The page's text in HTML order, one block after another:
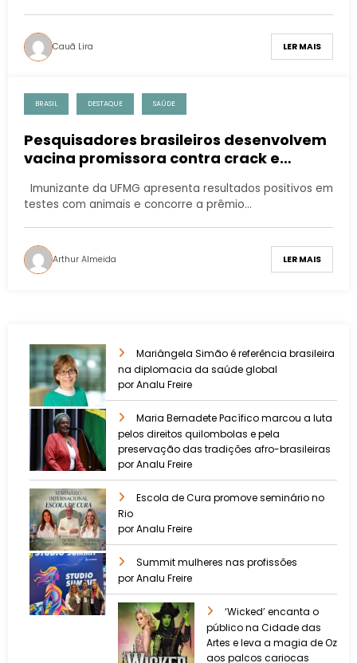
Cauã Lira LER MAIS
BRASIL DESTAQUE SAÚDE
Pesquisadores brasileiros desenvolvem
vacina promissora contra crack e
Imunizante da UFMG apresenta resultados positivos em
testes com animais e concorre a prêmio…
Arthur Almeida LER MAIS
Mariângela Simão é referência brasileira
na diplomacia da saúde global
por Analu Freire
Maria Bernadete Pacífico marcou a luta
pelos direitos quilombolas e pela
preservação das tradições afro-brasileiras
por Analu Freire
Escola de Cura promove seminário no
Rio
por Analu Freire
Summit mulheres nas profissões
por Analu Freire
‘Wicked’ encanta o
público na Cidade das
Artes e leva a magia de Oz
aos palcos cariocas